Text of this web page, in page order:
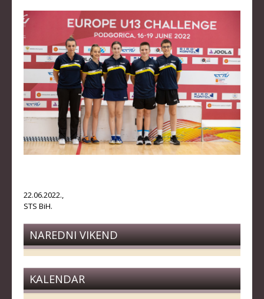
BILTENI TAKMIČENJA
PRAVILNICI
OBRASCI
OPŠTI DOKUMENTI
IZVJEŠTAJI I ZAPISNICI
KLUBOVI
KONTAKT
22.06.2022.,
STS BiH.
NAREDNI VIKEND
KALENDAR